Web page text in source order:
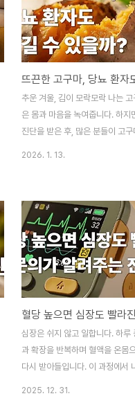
추운 겨울, 김이 모락모락 나는 고
은 몸과 마음을 녹여줍니다. 하지
진단을 받은 후, 많은 분들이 고구
취 가이드 이 글의 순서1. 당뇨병
마를 먹을 수 있을까?2. 조리법에
지는 혈당 영향3. 적정 섭취량과
4. 고구마와 함께 먹으면 좋은 음
Q&A6. 결론 이 글의 요약✔ 당
절대 금지 음식은 없으며 중요한
방법입니다. ✔ 군고구마보다 삶거
마가 혈당 상승을 덜 유발합니다
용으로 먹을 때는 120~150g 정
양입니다..
2026. 1. 13.
심장은 쉬지 않고 일합니다. 하루
과 확장을 반복하며 혈액을 온몸
다시 받아들입니다. 이 과정에서
2025. 12. 31.